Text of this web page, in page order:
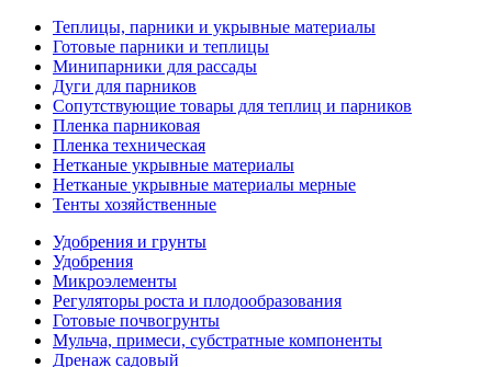
Теплицы, парники и укрывные материалы
Готовые парники и теплицы
Минипарники для рассады
Дуги для парников
Сопутствующие товары для теплиц и парников
Пленка парниковая
Пленка техническая
Нетканые укрывные материалы
Нетканые укрывные материалы мерные
Тенты хозяйственные
Удобрения и грунты
Удобрения
Микроэлементы
Регуляторы роста и плодообразования
Готовые почвогрунты
Мульча, примеси, субстратные компоненты
Дренаж садовый